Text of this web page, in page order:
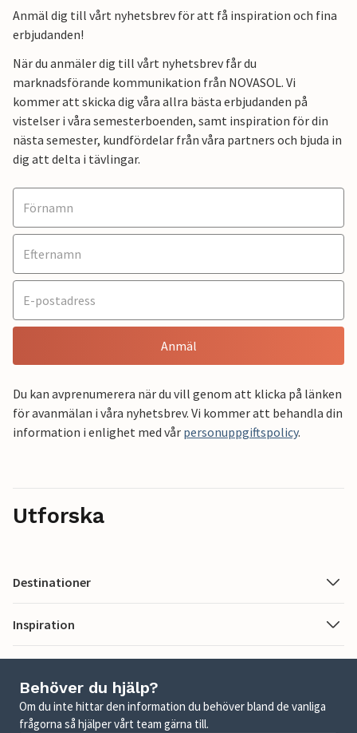
Anmäl dig till vårt nyhetsbrev för att få inspiration och fina
erbjudanden!
När du anmäler dig till vårt nyhetsbrev får du
marknadsförande kommunikation från NOVASOL. Vi
kommer att skicka dig våra allra bästa erbjudanden på
vistelser i våra semesterboenden, samt inspiration för din
nästa semester, kundfördelar från våra partners och bjuda in
dig att delta i tävlingar.
Anmäl
Du kan avprenumerera när du vill genom att klicka på länken
för avanmälan i våra nyhetsbrev. Vi kommer att behandla din
information i enlighet med vår personuppgiftspolicy.
Utforska
Destinationer
Inspiration
Behöver du hjälp?
Om du inte hittar den information du behöver bland de vanliga
frågorna så hjälper vårt team gärna till.